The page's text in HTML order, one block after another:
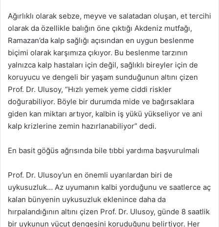
Ağırlıklı olarak sebze, meyve ve salatadan oluşan, et tercihi
olarak da özellikle balığın öne çıktığı Akdeniz mutfağı,
Ramazan’da kalp sağlığı açısından en uygun beslenme
biçimi olarak karşımıza çıkıyor. Bu beslenme tarzının
yalnızca kalp hastaları için değil, sağlıklı bireyler için de
koruyucu ve dengeli bir yaşam sunduğunun altını çizen
Prof. Dr. Ulusoy, “Hızlı yemek yeme ciddi riskler
doğurabiliyor. Böyle bir durumda mide ve bağırsaklara
giden kan miktarı artıyor, kalbin iş yükü yükseliyor ve ani
kalp krizlerine zemin hazırlanabiliyor” dedi.
En basit göğüs ağrısında bile tıbbi yardıma başvurulmalı
Prof. Dr. Ulusoy’un en önemli uyarılardan biri de
uykusuzluk… Az uyumanın kalbi yorduğunu ve saatlerce aç
kalan bünyenin uykusuzluk eklenince daha da
hırpalandığının altını çizen Prof. Dr. Ulusoy, günde 8 saatlik
bir uykunun vücut dengesini koruduğunu belirtiyor. Her